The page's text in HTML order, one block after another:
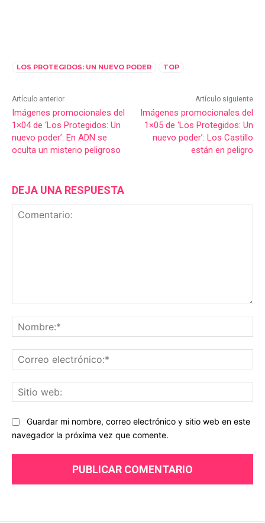
LOS PROTEGIDOS: UN NUEVO PODER TOP
Artículo anterior
Imágenes promocionales del
1×04 de ‘Los Protegidos: Un
nuevo poder’: En ADN se
oculta un misterio peligroso
Artículo siguiente
Imágenes promocionales del
1×05 de ‘Los Protegidos: Un
nuevo poder’: Los Castillo
están en peligro
DEJA UNA RESPUESTA
Guardar mi nombre, correo electrónico y sitio web en este
navegador la próxima vez que comente.